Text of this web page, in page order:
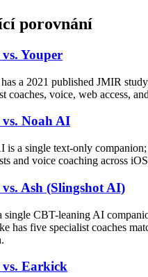
porovnání
Youper
a 2021 published JMIR
coaches, voice, web access,
Noah AI
is a single text-only
and voice coaching across
Ash (Slingshot AI)
single CBT-leaning AI
has five specialist coaches
Earkick